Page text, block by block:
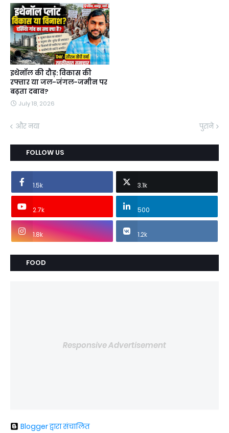
इथेनॉल की दौड़: विकास की
रफ्तार या जल-जंगल-जमीन पर
बढ़ता दबाव?
July 18, 2026
और नया पुराने
FOLLOW US
1.5k 3.1k
2.7k 500
1.8k 1.2k
FOOD
Responsive Advertisement
Blogger द्वारा संचालित